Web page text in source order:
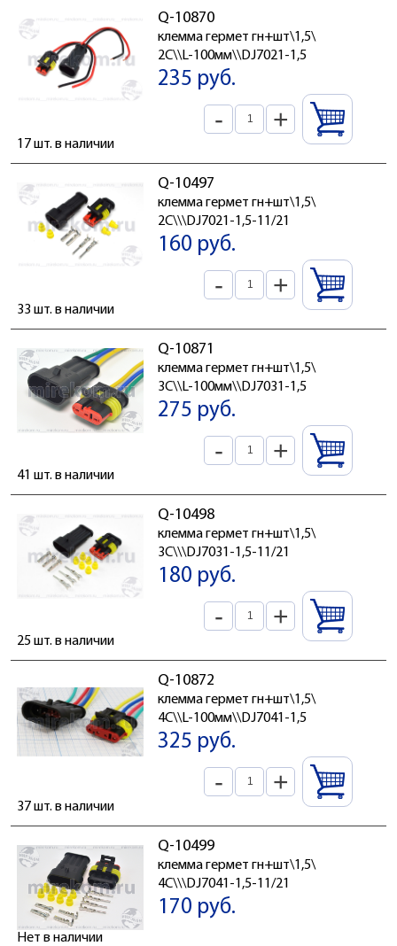
Q-10870
клемма гермет гн+шт\1,5\
2C\\L-100мм\\DJ7021-1,5
235 руб.
- +
17 шт. в наличии
Q-10497
клемма гермет гн+шт\1,5\
2C\\\DJ7021-1,5-11/21
160 руб.
- +
33 шт. в наличии
Q-10871
клемма гермет гн+шт\1,5\
3C\\L-100мм\\DJ7031-1,5
275 руб.
- +
41 шт. в наличии
Q-10498
клемма гермет гн+шт\1,5\
3C\\\DJ7031-1,5-11/21
180 руб.
- +
25 шт. в наличии
Q-10872
клемма гермет гн+шт\1,5\
4C\\L-100мм\\DJ7041-1,5
325 руб.
- +
37 шт. в наличии
Q-10499
клемма гермет гн+шт\1,5\
4C\\\DJ7041-1,5-11/21
170 руб.
Нет в наличии